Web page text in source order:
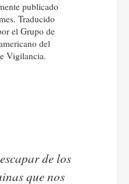
publicado
Traducido
el Grupo de
del
Vigilancia.
de los
que nos